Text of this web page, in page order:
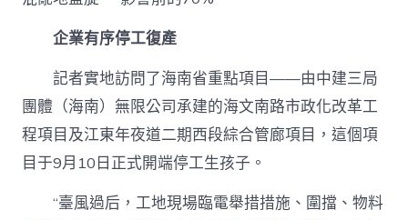
企業有序停工復產
記者實地訪問了海南省重點項目——由中建三局
團體（海南）無限公司承建的海文南路市政化改革工
程項目及江東年夜道二期西段綜合管廊項目，這個項
目于9月10日正式開端停工生孩子。
“臺風過后，工地現場臨電舉措措施、圍擋、物料